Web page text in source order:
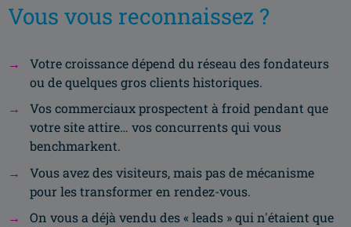
Vous vous reconnaissez ?
Votre croissance dépend du réseau des fondateurs
ou de quelques gros clients historiques.
Vos commerciaux prospectent à froid pendant que
votre site attire… vos concurrents qui vous
benchmarkent.
Vous avez des visiteurs, mais pas de mécanisme
pour les transformer en rendez-vous.
On vous a déjà vendu des « leads » qui n'étaient que